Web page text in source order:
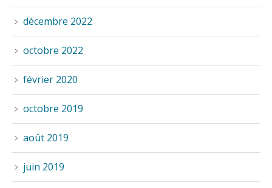
décembre 2022
octobre 2022
février 2020
octobre 2019
août 2019
juin 2019